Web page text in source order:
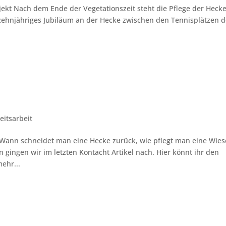
Nach dem Ende der Vegetationszeit steht die Pflege der
Jubiläum an der Hecke zwischen den Tennisplätzen
schneidet man eine Hecke zurück, wie pflegt man eine
gingen wir im letzten Kontacht Artikel nach. Hier könnt ihr den